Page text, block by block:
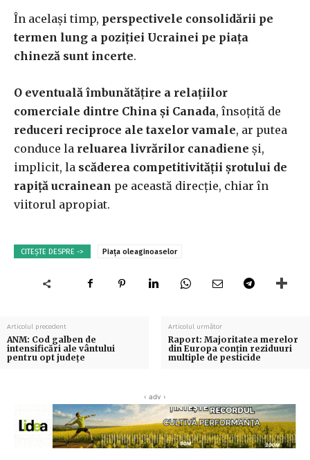
În același timp, perspectivele consolidării pe
termen lung a poziției Ucrainei pe piața
chineză sunt incerte.
O eventuală îmbunătățire a relațiilor
comerciale dintre China și Canada, însoțită de
reduceri reciproce ale taxelor vamale, ar putea
conduce la reluarea livrărilor canadiene și,
implicit, la scăderea competitivității șrotului de
rapiță ucrainean pe această direcție, chiar în
viitorul apropiat.
CITEȘTE DESPRE -> Piața oleaginoaselor
Articolul precedent
ANM: Cod galben de
intensificări ale vântului
pentru opt județe
Articolul următor
Raport: Majoritatea merelor
din Europa conțin reziduuri
multiple de pesticide
‹ adv ›